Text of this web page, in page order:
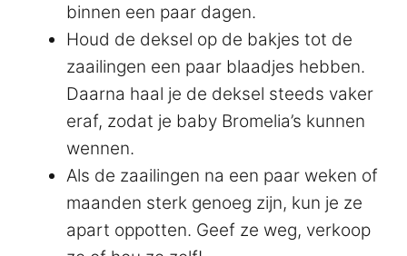
binnen een paar dagen.
Houd de deksel op de bakjes tot de
zaailingen een paar blaadjes hebben.
Daarna haal je de deksel steeds vaker
eraf, zodat je baby Bromelia’s kunnen
wennen.
Als de zaailingen na een paar weken of
maanden sterk genoeg zijn, kun je ze
apart oppotten. Geef ze weg, verkoop